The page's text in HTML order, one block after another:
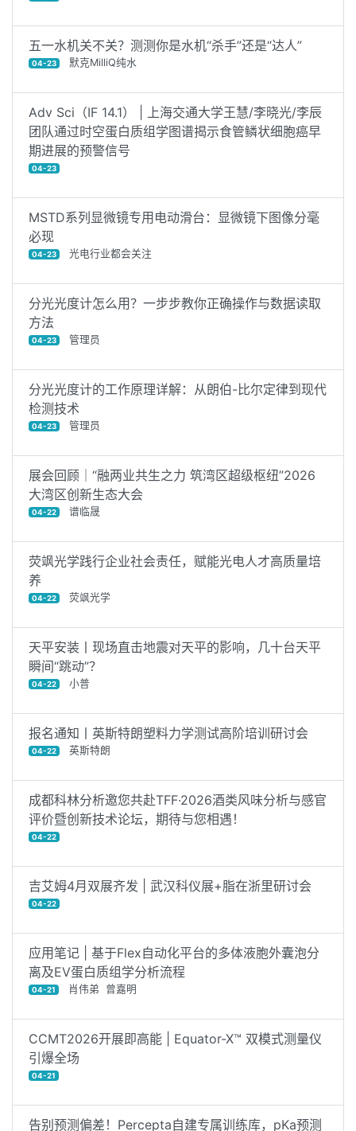
五一水机关不关？测测你是水机“杀手”还是“达人”
04-23 默克MilliQ纯水
Adv Sci（IF 14.1） | 上海交通大学王慧/李晓光/李辰
团队通过时空蛋白质组学图谱揭示食管鳞状细胞癌早
期进展的预警信号
04-23
MSTD系列显微镜专用电动滑台：显微镜下图像分毫
必现
04-23 光电行业都会关注
分光光度计怎么用？一步步教你正确操作与数据读取
方法
04-23 管理员
分光光度计的工作原理详解：从朗伯-比尔定律到现代
检测技术
04-23 管理员
展会回顾｜“融两业共生之力 筑湾区超级枢纽”2026
大湾区创新生态大会
04-22 谱临晟
荧飒光学践行企业社会责任，赋能光电人才高质量培
养
04-22 荧飒光学
天平安装丨现场直击地震对天平的影响，几十台天平
瞬间“跳动”？
04-22 小普
报名通知丨英斯特朗塑料力学测试高阶培训研讨会
04-22 英斯特朗
成都科林分析邀您共赴TFF·2026酒类风味分析与感官
评价暨创新技术论坛，期待与您相遇！
04-22
吉艾姆4月双展齐发 | 武汉科仪展+脂在浙里研讨会
04-22
应用笔记 | 基于Flex自动化平台的多体液胞外囊泡分
离及EV蛋白质组学分析流程
04-21 肖伟弟 曾嘉明
CCMT2026开展即高能 | Equator-X™ 双模式测量仪
引爆全场
04-21
告别预测偏差！Percepta自建专属训练库，pKa预测